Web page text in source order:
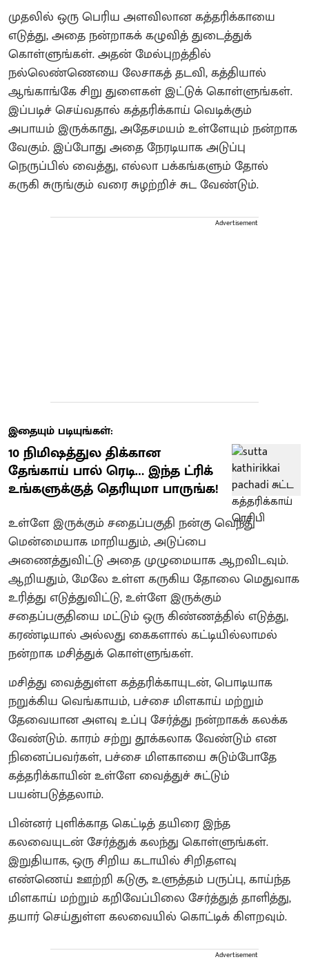
முதலில் ஒரு பெரிய அளவிலான கத்தரிக்காயை
எடுத்து, அதை நன்றாகக் கழுவித் துடைத்துக்
கொள்ளுங்கள். அதன் மேல்புறத்தில்
நல்லெண்ணெயை லேசாகத் தடவி, கத்தியால்
ஆங்காங்கே சிறு துளைகள் இட்டுக் கொள்ளுங்கள்.
இப்படிச் செய்வதால் கத்தரிக்காய் வெடிக்கும்
அபாயம் இருக்காது, அதேசமயம் உள்ளேயும் நன்றாக
வேகும். இப்போது அதை நேரடியாக அடுப்பு
நெருப்பில் வைத்து, எல்லா பக்கங்களும் தோல்
கருகி சுருங்கும் வரை சுழற்றிச் சுட வேண்டும்.
Advertisement
இதையும் படியுங்கள்:
10 நிமிஷத்துல திக்கான
தேங்காய் பால் ரெடி… இந்த ட்ரிக்
உங்களுக்குத் தெரியுமா பாருங்க!
உள்ளே இருக்கும் சதைப்பகுதி நன்கு வெந்து
மென்மையாக மாறியதும், அடுப்பை
அணைத்துவிட்டு அதை முழுமையாக ஆறவிடவும்.
ஆறியதும், மேலே உள்ள கருகிய தோலை மெதுவாக
உரித்து எடுத்துவிட்டு, உள்ளே இருக்கும்
சதைப்பகுதியை மட்டும் ஒரு கிண்ணத்தில் எடுத்து,
கரண்டியால் அல்லது கைகளால் கட்டியில்லாமல்
நன்றாக மசித்துக் கொள்ளுங்கள்.
மசித்து வைத்துள்ள கத்தரிக்காயுடன், பொடியாக
நறுக்கிய வெங்காயம், பச்சை மிளகாய் மற்றும்
தேவையான அளவு உப்பு சேர்த்து நன்றாகக் கலக்க
வேண்டும். காரம் சற்று தூக்கலாக வேண்டும் என
நினைப்பவர்கள், பச்சை மிளகாயை சுடும்போதே
கத்தரிக்காயின் உள்ளே வைத்துச் சுட்டும்
பயன்படுத்தலாம்.
பின்னர் புளிக்காத கெட்டித் தயிரை இந்த
கலவையுடன் சேர்த்துக் கலந்து கொள்ளுங்கள்.
இறுதியாக, ஒரு சிறிய கடாயில் சிறிதளவு
எண்ணெய் ஊற்றி கடுகு, உளுத்தம் பருப்பு, காய்ந்த
மிளகாய் மற்றும் கறிவேப்பிலை சேர்த்துத் தாளித்து,
தயார் செய்துள்ள கலவையில் கொட்டிக் கிளறவும்.
Advertisement